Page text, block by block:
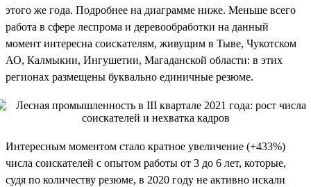
этого же года. Подробнее на диаграмме ниже. Меньше всего
работа в сфере леспрома и деревообработки на данный
момент интересна соискателям, живущим в Тыве, Чукотском
АО, Калмыкии, Ингушетии, Магаданской области: в этих
регионах размещены буквально единичные резюме.
Интересным моментом стало кратное увеличение (+433%)
числа соискателей с опытом работы от 3 до 6 лет, которые,
судя по количеству резюме, в 2020 году не активно искали